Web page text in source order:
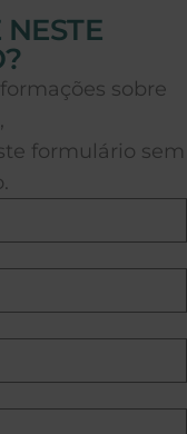
sobre
formulário sem